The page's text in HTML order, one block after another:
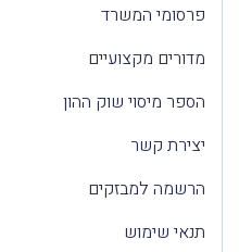
פרסומי המשרד
מדורים מקצועיים
הספר מיסוי שוק ההון
יצירת קשר
הרשמה למבזקים
תנאי שימוש